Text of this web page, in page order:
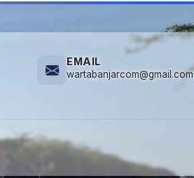
EMAIL
wartabanjarcom@gmail.com